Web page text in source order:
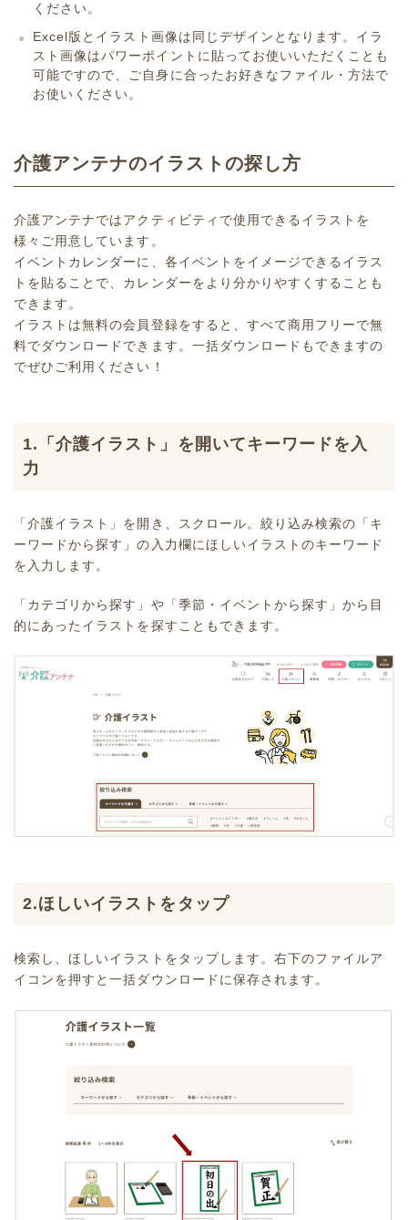
ください。
Excel版とイラスト画像は同じデザインとなります。イラ
スト画像はパワーポイントに貼ってお使いいただくことも
可能ですので、ご自身に合ったお好きなファイル・方法で
お使いください。
介護アンテナのイラストの探し方
介護アンテナではアクティビティで使用できるイラストを
様々ご用意しています。
イベントカレンダーに、各イベントをイメージできるイラス
トを貼ることで、カレンダーをより分かりやすくすることも
できます。
イラストは無料の会員登録をすると、すべて商用フリーで無
料でダウンロードできます。一括ダウンロードもできますの
でぜひご利用ください！
1.「介護イラスト」を開いてキーワードを入
力
「介護イラスト」を開き、スクロール。絞り込み検索の「キ
ーワードから探す」の入力欄にほしいイラストのキーワード
を入力します。
「カテゴリから探す」や「季節・イベントから探す」から目
的にあったイラストを探すこともできます。
2.ほしいイラストをタップ
検索し、ほしいイラストをタップします。右下のファイルア
イコンを押すと一括ダウンロードに保存されます。